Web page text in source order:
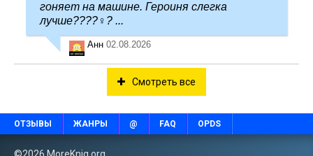
гоняет на машине. Героиня слегка
лучше????‍♀️? ...
Анн 02.08.2026
Смотреть все
ОТЗЫВЫ ЖАНРЫ @ FAQ OPDS